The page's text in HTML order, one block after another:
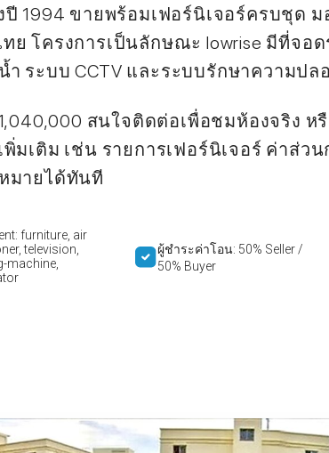
ปี 1994 ขายพร้อมเฟอร์นิเจอร์ครบชุด ม
ย โครงการเป็นลักษณะ lowrise มีที่จอด
ำ ระบบ CCTV และระบบรักษาความปล
สนใจติดต่อเพื่อชมห้องจริง ห
พิ่มเติม เช่น รายการเฟอร์นิเจอร์ ค่าส่ว
มายได้ทันที
furniture, air
television,
machine,
ผู้ชำระค่าโอน: 50% Seller /
50% Buyer